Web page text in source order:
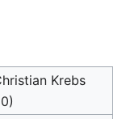
Krebs